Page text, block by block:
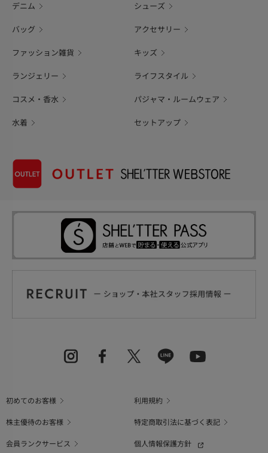
デニム シューズ
バッグ アクセサリー
ファッション雑貨 キッズ
ランジェリー ライフスタイル
コスメ・香水 パジャマ・ルームウェア
水着 セットアップ
初めてのお客様
利用規約
株主優待のお客様
特定商取引法に基づく表記
会員ランクサービス
個人情報保護方針